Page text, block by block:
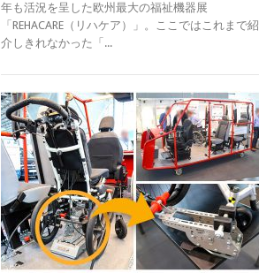
年も活況を呈した欧州最大の福祉機器展
「REHACARE（リハケア）」。ここではこれまで紹
介しきれなかった「...